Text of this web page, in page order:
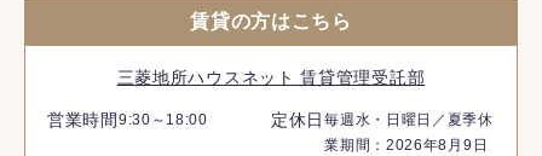
賃貸の方はこちら
三菱地所ハウスネット 賃貸管理受託部
営業時間 9:30～18:00 定休日毎週水・日曜日／夏季休
業期間：2026年8月9日